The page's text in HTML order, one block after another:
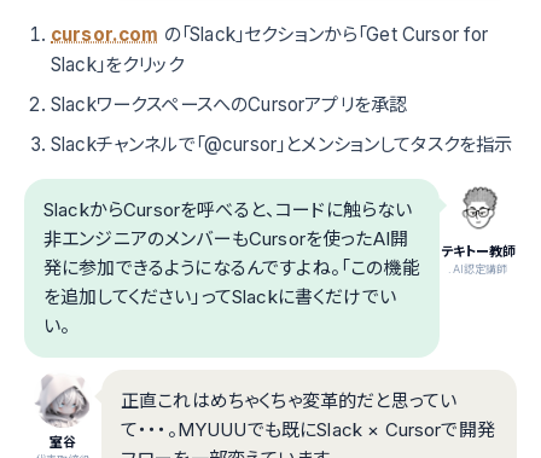
cursor.com の「Slack」セクションから「Get Cursor for
Slack」をクリック
SlackワークスペースへのCursorアプリを承認
Slackチャンネルで「@cursor」とメンションしてタスクを指示
テキトー教師
.AI認定講師
SlackからCursorを呼べると、コードに触らない
非エンジニアのメンバーもCursorを使ったAI開
発に参加できるようになるんですよね。「この機能
を追加してください」ってSlackに書くだけでい
い。
室谷
正直これはめちゃくちゃ変革的だと思ってい
て・・・。MYUUUでも既にSlack × Cursorで開発